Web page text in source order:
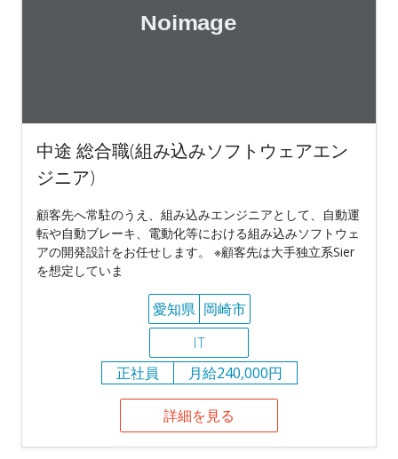
中途 総合職(組み込みソフトウェアエン
ジニア)
顧客先へ常駐のうえ、組み込みエンジニアとして、⾃動運
転や⾃動ブレーキ、電動化等における組み込みソフトウェ
アの開発設計をお任せします。 ※顧客先は大手独立系Sier
を想定していま
愛知県 岡崎市
IT
正社員
月給240,000円
詳細を見る